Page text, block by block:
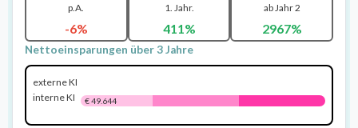
p.A.
-6%
1. Jahr.
411%
ab Jahr 2
2967%
Nettoeinsparungen über 3 Jahre
externe KI
interne KI
€ 49.644